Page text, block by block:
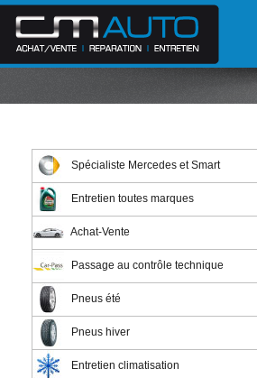
Spécialiste Mercedes et Smart
Entretien toutes marques
Achat-Vente
Passage au contrôle technique
Pneus été
Pneus hiver
Entretien climatisation